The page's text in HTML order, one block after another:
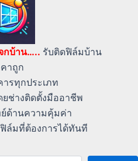
กบ้าน….. รับติดฟิล์มบ้าน
าถูก
รทุกประเภท
ช่างติดตั้งมืออาชีพ
ด้านความคุ้มค่า
ล์มที่ต้องการได้ทันที